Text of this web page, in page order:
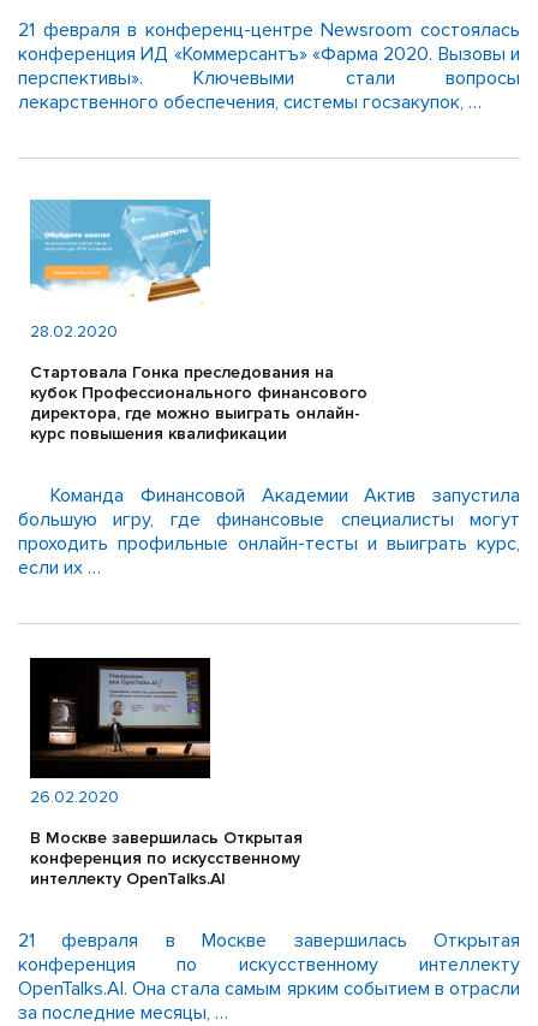
21 февраля в конференц-центре Newsroom состоялась
конференция ИД «Коммерсантъ» «Фарма 2020. Вызовы и
перспективы». Ключевыми стали вопросы
лекарственного обеспечения, системы госзакупок, …
28.02.2020
Стартовала Гонка преследования на
кубок Профессионального финансового
директора, где можно выиграть онлайн-
курс повышения квалификации
Команда Финансовой Академии Актив запустила
большую игру, где финансовые специалисты могут
проходить профильные онлайн-тесты и выиграть курс,
если их …
26.02.2020
В Москве завершилась Открытая
конференция по искусственному
интеллекту OpenTalks.AI
21 февраля в Москве завершилась Открытая
конференция по искусственному интеллекту
OpenTalks.AI. Она стала самым ярким событием в отрасли
за последние месяцы, …